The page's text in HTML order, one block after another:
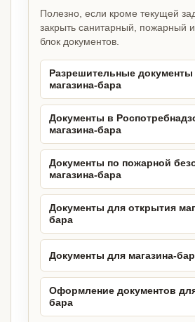
Полезно, если кроме текущей
закрыть санитарный, пожарный
блок документов.
Разрешительные документы
магазина-бара
Документы в
магазина-бара
Документы по пожарной
магазина-бара
Документы для открытия
бара
Документы для магазина-
Оформление документов
бара